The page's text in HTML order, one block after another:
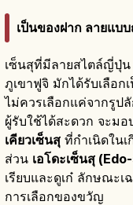
เป็นของฝาก ลายแบ
เซ็นสุที่มีลายสไตล์ญี่ปุ่
ภูเขาฟูจิ มักได้รับเลือก
ไม่ควรเลือกแค่จากรูป
ผู้รับใช้ได้สะดวก จะมอ
เคียวเซ็นสุ ที่กำเนิดใน
ส่วน เอโดะเซ็นสุ
เรียบและดูเก๋ ลักษณะ
การเลือกของขวัญ